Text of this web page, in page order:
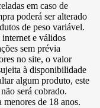
em caso de
poderá ser alterado
de peso variável.
internet e válidos
sem prévia
no site, o valor
à disponibilidade
algum produto, este
será cobrado.
de 18 anos.